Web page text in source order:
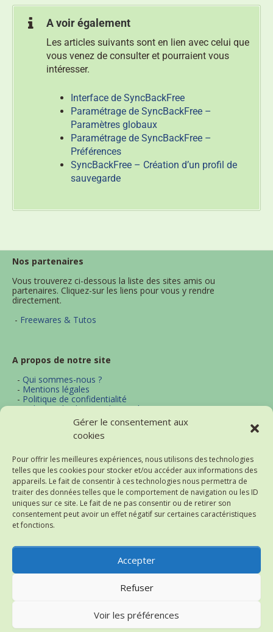
Gérer le consentement aux
cookies
Pour offrir les meilleures expériences, nous utilisons des technologies
telles que les cookies pour stocker et/ou accéder aux informations des
appareils. Le fait de consentir à ces technologies nous permettra de
traiter des données telles que le comportement de navigation ou les ID
uniques sur ce site. Le fait de ne pas consentir ou de retirer son
consentement peut avoir un effet négatif sur certaines caractéristiques
et fonctions.
Accepter
Refuser
Voir les préférences
A voir également
Les articles suivants sont en lien avec celui que
vous venez de consulter et pourraient vous
intéresser.
Interface de SyncBackFree
Paramétrage de SyncBackFree –
Paramètres globaux
Paramétrage de SyncBackFree –
Préférences
SyncBackFree – Création d’un profil de
sauvegarde
Nos partenaires
Vous trouverez ci-dessous la liste des sites amis ou
partenaires. Cliquez-sur les liens pour vous y rendre
directement.
- Freewares & Tutos
A propos de notre site
- Qui sommes-nous ?
- Mentions légales
- Politique de confidentialité
-Politique d'utilisation des cookies
Actualités et thématiques
-Excel
-Word
-Bureautique
-Logiciels
-Notre flux d'actualités (RSS)
Thème : Superposition parKaira.
2004-2026 Astuces-Internet
(v2.1_prd_sys)